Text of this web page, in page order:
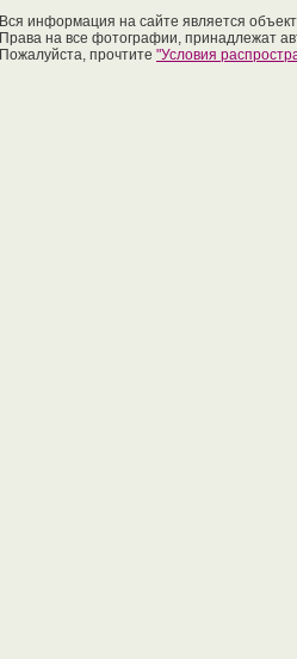
Вся информация на сайте является
Права на все фотографии, принадлежат
Пожалуйста, прочтите "Условия